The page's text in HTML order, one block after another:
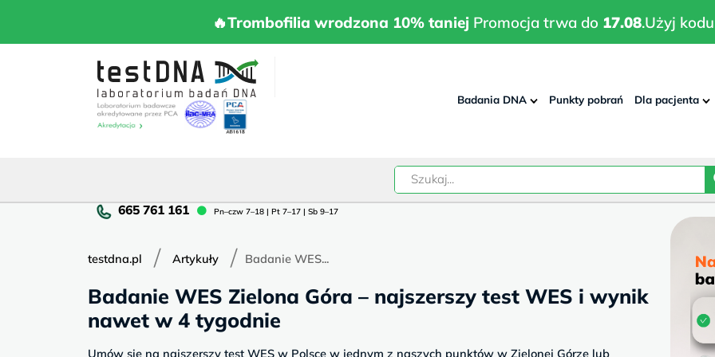
🔥Trombofilia wrodzona 10% taniej Promocja trwa do 17.08.Użyj
🔥Trombofilia wrodzona 10% taniej Promocja trwa do 17.08.Użyj kodu:
Pn–czw 7–18 | Pt 7–17 | Sb 9–17Pn–
Pt
7–
Badania DNA Punkty pobrań Dla pacjenta
testdna.pl / Artykuły / Badanie WES...
Badanie WES Zielona Góra – najszerszy test WES i wynik
nawet w 4 tygodnie
Umów się na najszerszy test WES w Polsce w jednym z naszych punktów w Zielonej Górze lub